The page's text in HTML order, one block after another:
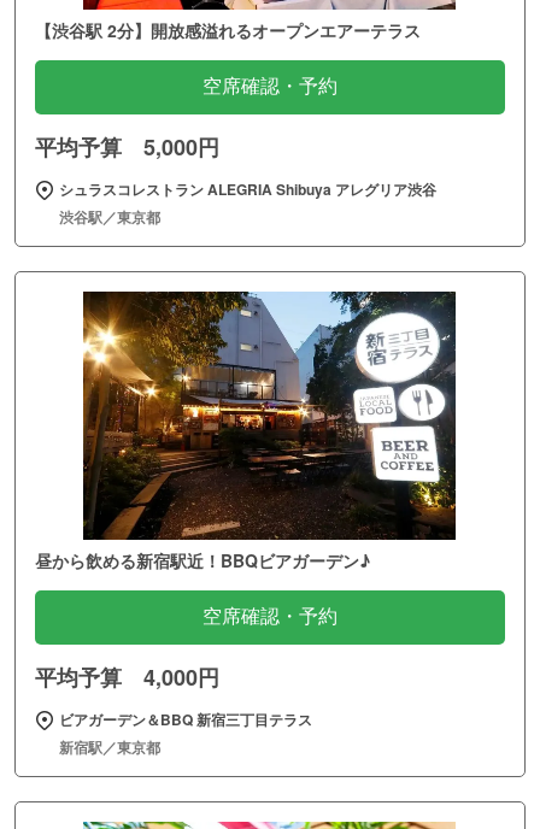
【渋谷駅 2分】開放感溢れるオープンエアーテラス
空席確認・予約
平均予算 5,000円
シュラスコレストラン ALEGRIA Shibuya アレグリア渋谷
渋谷駅／東京都
昼から飲める新宿駅近！BBQビアガーデン♪
空席確認・予約
平均予算 4,000円
ビアガーデン＆BBQ 新宿三丁目テラス
新宿駅／東京都